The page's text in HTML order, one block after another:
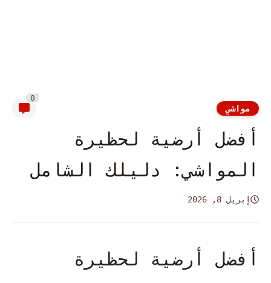
مواشي
0
أفضل أرضية لحظيرة
المواشي: دليلك الشامل
إبريل 8, 2026
أفضل أرضية لحظيرة